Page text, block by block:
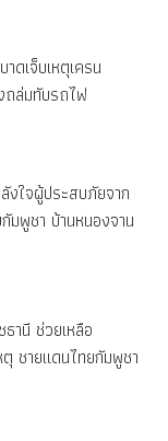
ดเจ็บเหตุเครน
ถล่มทับรถไฟ
งใจผู้ประสบภัยจาก
มพูชา บ้านหนองจาน
านี ช่วยเหลือ
ชายแดนไทยกัมพูชา